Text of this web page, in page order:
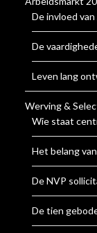
De invloed
De
Leven lang
Werving &
Wie staat
Het belang
De NVP
De tien